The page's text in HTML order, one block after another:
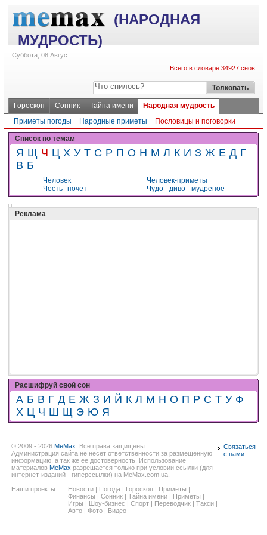
(НАРОДНАЯ
МУДРОСТЬ)
Суббота, 08 Август
Всего в словаре 34927 снов
Гороскоп Сонник Тайна имени
Народная мудрость
Приметы погоды
Народные приметы Пословицы и поговорки
Список по темам
Я Щ Ч Ц Х У Т С Р П О Н М Л К И З Ж Е Д Г
В Б
Человек
Человек-приметы
Честь--почет
Чудо - диво - мудреное
Реклама
Расшифруй свой сон
А Б В Г Д Е Ж З И Й К Л М Н О П Р С Т У Ф
Х Ц Ч Ш Щ Э Ю Я
© 2009 - 2026 MeMax . Все права защищены.
Администрация сайта не несёт ответственности за размещённую
информацию, а так же ее достоверность. Использование
материалов MeMax разрешается только при условии ссылки (для
интернет-изданий - гиперссылки) на MeMax.com.ua.
Наши проекты:
Новости | Погода | Гороскоп | Приметы |
Финансы | Сонник | Тайна имени | Приметы |
Игры | Шоу-бизнес | Спорт | Переводчик | Такси |
Авто | Фото | Видео
Связаться
с нами